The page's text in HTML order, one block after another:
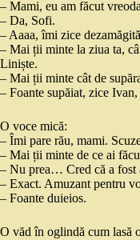
– Mami, eu am făcut
– Da, Sofi.
– Aaaa, îmi zice
– Mai ții minte la ziua ta,
Liniște.
– Mai ții minte cât de
– Foante supăiat, zice
O voce mică:
– Îmi pare rău, mami.
– Mai ții minte de ce ai
– Nu prea… Cred că a fost
– Exact. Amuzant pentru
– Foante duieios.
O văd în oglindă cum lasă